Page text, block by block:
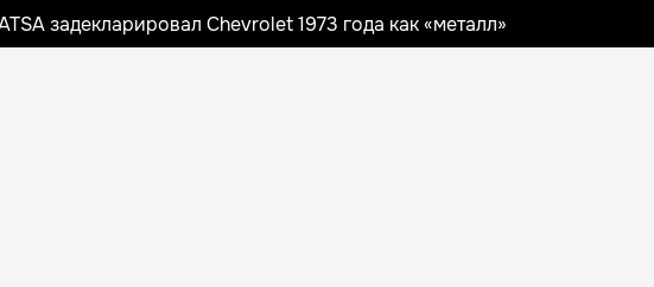
задекларировал Chevrolet 1973 года как «металл»